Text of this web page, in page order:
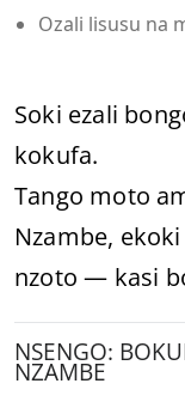
Ozali lisusu na
Soki ezali
kokufa.
Tango moto
Nzambe,
nzoto — kasi
NSENGO:
NZAMBE